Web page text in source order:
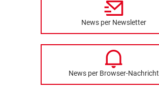
News per Newsletter
News per Browser-Nachricht